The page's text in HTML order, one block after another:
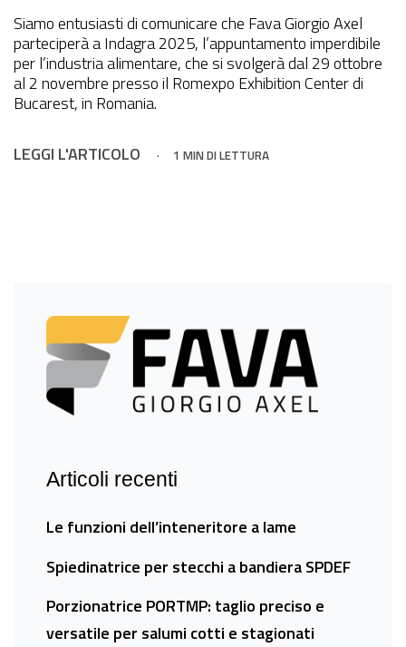
Siamo entusiasti di comunicare che Fava Giorgio Axel
parteciperà a Indagra 2025, l’appuntamento imperdibile
per l’industria alimentare, che si svolgerà dal 29 ottobre
al 2 novembre presso il Romexpo Exhibition Center di
Bucarest, in Romania.
LEGGI L'ARTICOLO 1 MIN DI LETTURA
Articoli recenti
Le funzioni dell’inteneritore a lame
Spiedinatrice per stecchi a bandiera SPDEF
Porzionatrice PORTMP: taglio preciso e
versatile per salumi cotti e stagionati